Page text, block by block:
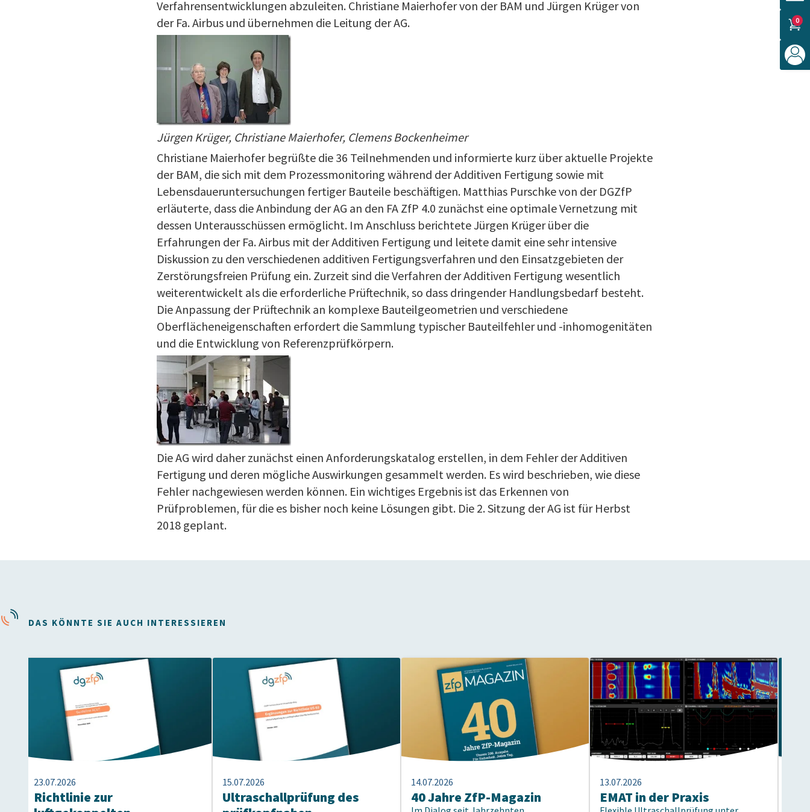
0
Verfahrensentwicklungen abzuleiten. Christiane Maierhofer von der BAM und Jürgen Krüger von
der Fa. Airbus und übernehmen die Leitung der AG.
Jürgen Krüger, Christiane Maierhofer, Clemens Bockenheimer
Christiane Maierhofer begrüßte die 36 Teilnehmenden und informierte kurz über aktuelle Projekte
der BAM, die sich mit dem Prozessmonitoring während der Additiven Fertigung sowie mit
Lebensdaueruntersuchungen fertiger Bauteile beschäftigen. Matthias Purschke von der DGZfP
erläuterte, dass die Anbindung der AG an den FA ZfP 4.0 zunächst eine optimale Vernetzung mit
dessen Unterausschüssen ermöglicht. Im Anschluss berichtete Jürgen Krüger über die
Erfahrungen der Fa. Airbus mit der Additiven Fertigung und leitete damit eine sehr intensive
Diskussion zu den verschiedenen additiven Fertigungsverfahren und den Einsatzgebieten der
Zerstörungsfreien Prüfung ein. Zurzeit sind die Verfahren der Additiven Fertigung wesentlich
weiterentwickelt als die erforderliche Prüftechnik, so dass dringender Handlungsbedarf besteht.
Die Anpassung der Prüftechnik an komplexe Bauteilgeometrien und verschiedene
Oberflächeneigenschaften erfordert die Sammlung typischer Bauteilfehler und -inhomogenitäten
und die Entwicklung von Referenzprüfkörpern.
Die AG wird daher zunächst einen Anforderungskatalog erstellen, in dem Fehler der Additiven
Fertigung und deren mögliche Auswirkungen gesammelt werden. Es wird beschrieben, wie diese
Fehler nachgewiesen werden können. Ein wichtiges Ergebnis ist das Erkennen von
Prüfproblemen, für die es bisher noch keine Lösungen gibt. Die 2. Sitzung der AG ist für Herbst
2018 geplant.
DAS KÖNNTE SIE AUCH INTERESSIEREN
23.07.2026
Richtlinie zur
15.07.2026
Ultraschallprüfung des
14.07.2026
40 Jahre ZfP-Magazin
13.07.2026
EMAT in der Praxis